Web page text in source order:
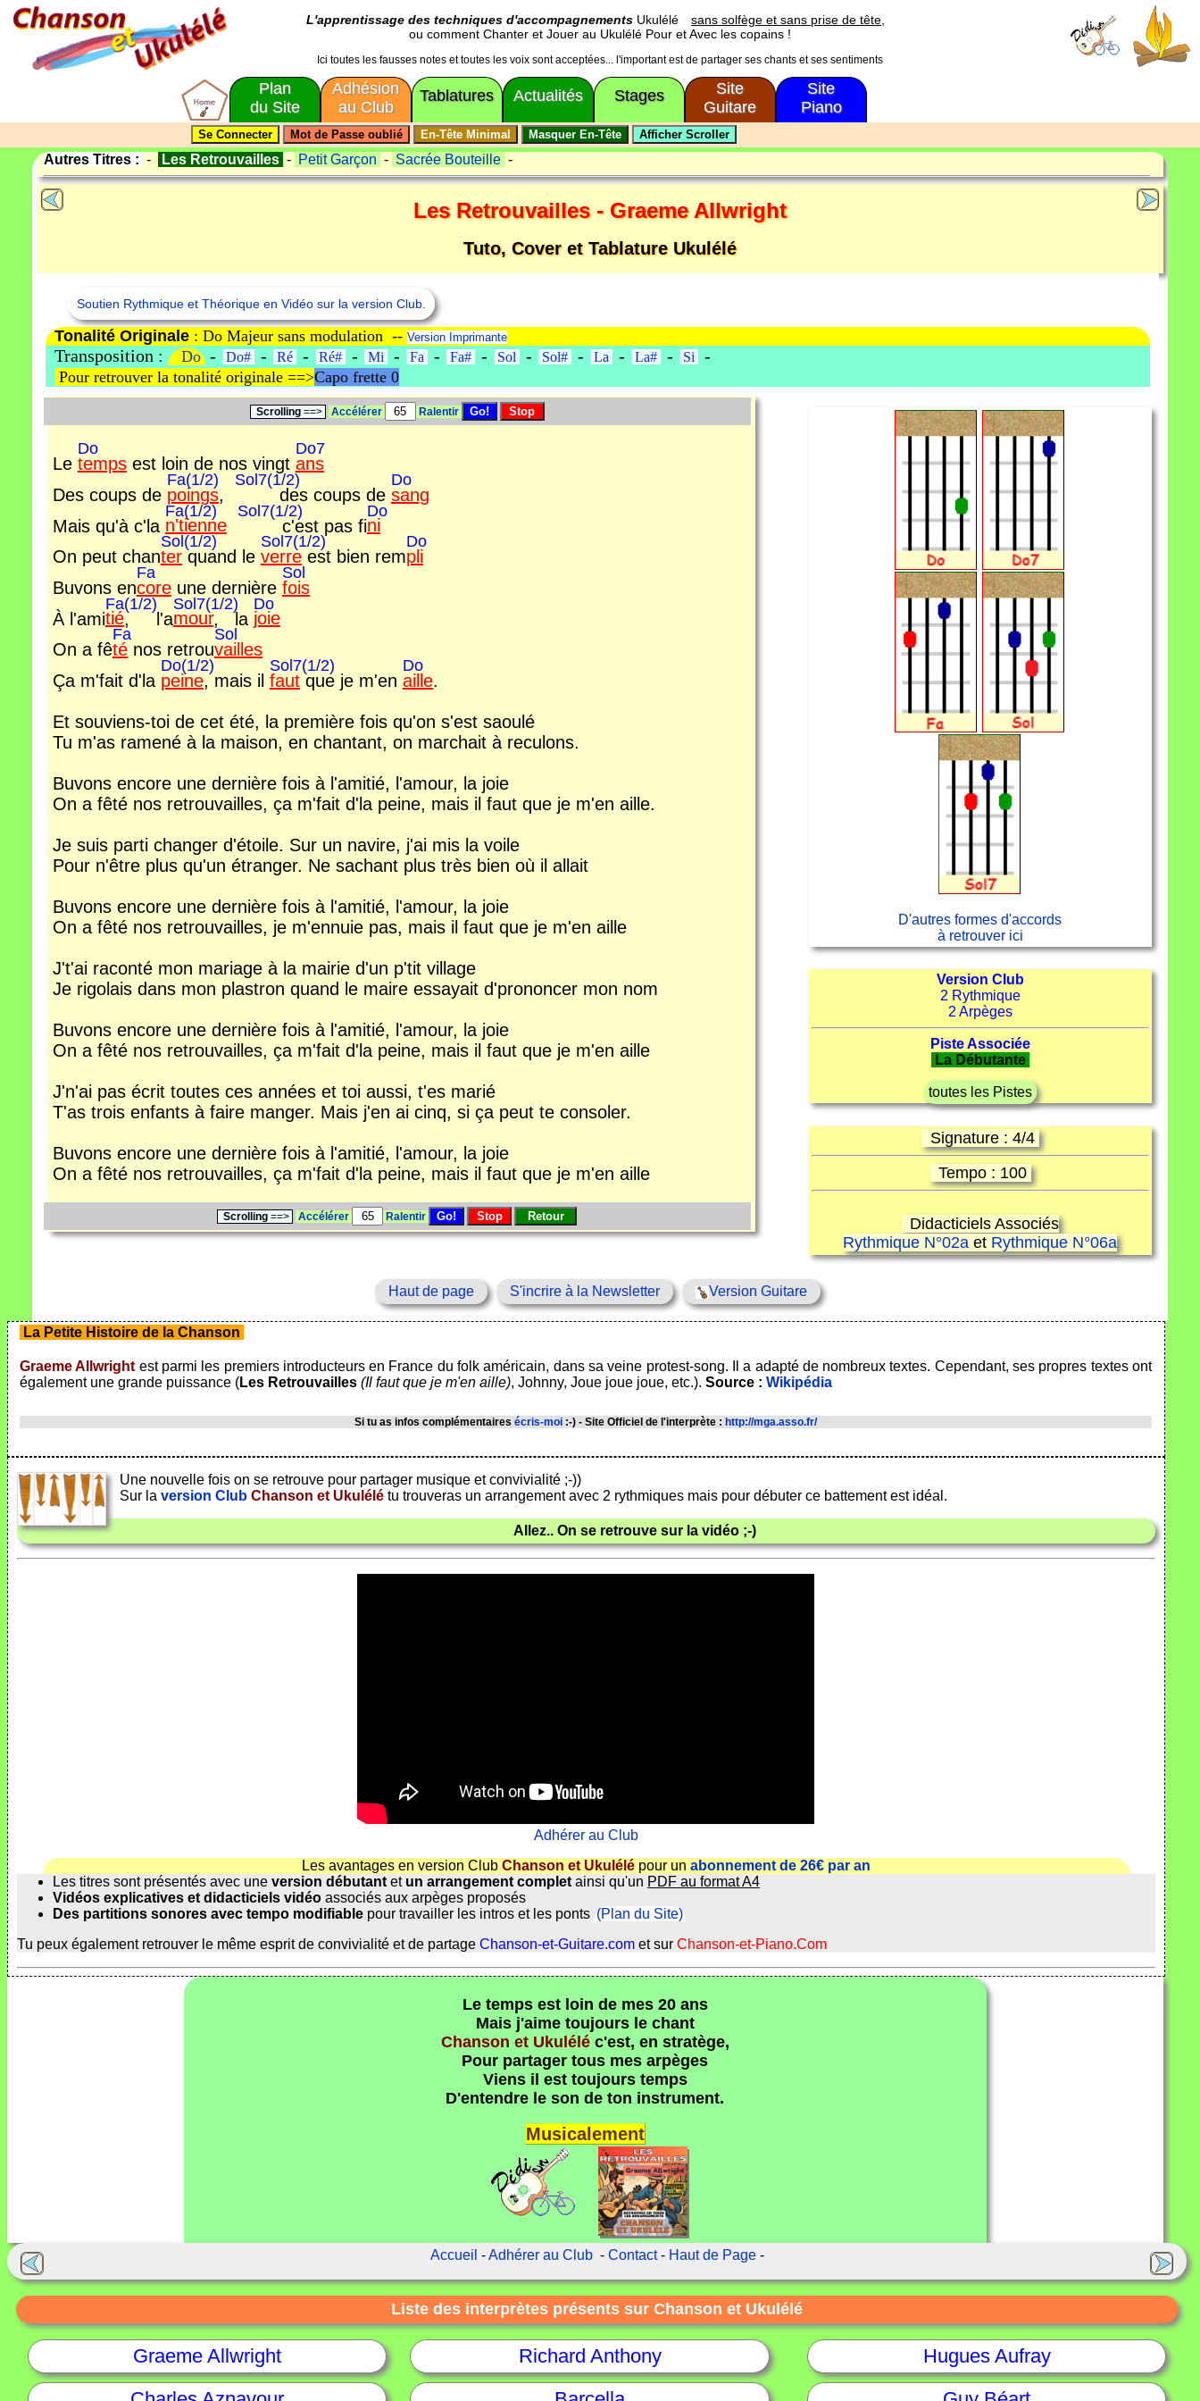
L'apprentissage des techniques d'accompagnements Ukulélé
sans solfège et sans prise de tête,
ou comment Chanter et Jouer au Ukulélé Pour et Avec les copains !
Ici toutes les fausses notes et toutes les voix sont acceptées... l'important est de partager ses chants et ses sentiments
Plan
du Site
Adhésion
au Club
Tablatures Actualités Stages
Site
Guitare
Site
Piano
Autres Titres : - Les Retrouvailles - Petit Garçon - Sacrée Bouteille -
Les Retrouvailles - Graeme Allwright
Tuto, Cover et Tablature Ukulélé
Soutien Rythmique et Théorique en Vidéo sur la version Club.
Tonalité Originale : Do Majeur sans modulation --Version Imprimante
Transposition : Do - Do# - Ré - Ré# - Mi - Fa - Fa# - Sol - Sol# - La - La# - Si -
Pour retrouver la tonalité originale ==>Capo frette 0
Scrolling ==> Accélérer Ralentir
Le
Do
tempsest loin de nos vingt
Do7
ans
Des coups de
Fa(1/2)
poings,
Sol7(1/2)
des coups de
Do
sang
Mais qu'à c'la
Fa(1/2)
n'tienne
Sol7(1/2)
c'est pas fi
Do
ni
On peut chan
Sol(1/2)
terquand le
Sol7(1/2)
verreest bien rem
Do
pli
Buvons en
Fa
coreune dernière
Sol
fois
À l'ami
Fa(1/2)
tié, l'a
Sol7(1/2)
mour, la
Do
joie
On a fê
Fa
ténos retrou
Sol
vailles
Ça m'fait d'la
Do(1/2)
peine, mais il
Sol7(1/2)
fautque je m'en
Do
aille.
Et souviens-toi de cet été, la première fois qu'on s'est saoulé
Tu m'as ramené à la maison, en chantant, on marchait à reculons.
Buvons encore une dernière fois à l'amitié, l'amour, la joie
On a fêté nos retrouvailles, ça m'fait d'la peine, mais il faut que je m'en aille.
Je suis parti changer d'étoile. Sur un navire, j'ai mis la voile
Pour n'être plus qu'un étranger. Ne sachant plus très bien où il allait
Buvons encore une dernière fois à l'amitié, l'amour, la joie
On a fêté nos retrouvailles, je m'ennuie pas, mais il faut que je m'en aille
J't'ai raconté mon mariage à la mairie d'un p'tit village
Je rigolais dans mon plastron quand le maire essayait d'prononcer mon nom
Buvons encore une dernière fois à l'amitié, l'amour, la joie
On a fêté nos retrouvailles, ça m'fait d'la peine, mais il faut que je m'en aille
J'n'ai pas écrit toutes ces années et toi aussi, t'es marié
T'as trois enfants à faire manger. Mais j'en ai cinq, si ça peut te consoler.
Buvons encore une dernière fois à l'amitié, l'amour, la joie
On a fêté nos retrouvailles, ça m'fait d'la peine, mais il faut que je m'en aille
Scrolling==> Accélérer Ralentir
D'autres formes d'accords
à retrouver ici
Version Club
2 Rythmique
2 Arpèges
Piste Associée
La Débutante
toutes les Pistes
Signature : 4/4
Tempo : 100
Didacticiels Associés
Rythmique N°02a et Rythmique N°06a
Haut de page S'incrire à la Newsletter Version Guitare
La Petite Histoire de la Chanson
Graeme Allwright est parmi les premiers introducteurs en France du folk américain, dans sa veine protest-song. Il a adapté de nombreux textes. Cependant, ses propres textes ont
également une grande puissance (Les Retrouvailles (Il faut que je m'en aille), Johnny, Joue joue joue, etc.). Source : Wikipédia
Si tu as infos complémentaires écris-moi :-) - Site Officiel de l'interprète : http://mga.asso.fr/
Une nouvelle fois on se retrouve pour partager musique et convivialité ;-))
Sur la version Club Chanson et Ukulélé tu trouveras un arrangement avec 2 rythmiques mais pour débuter ce battement est idéal.
Allez.. On se retrouve sur la vidéo ;-)
Adhérer au Club
Les avantages en version Club Chanson et Ukulélépour un abonnement de 26€ par an
Les titres sont présentés avec une version débutant et un arrangement complet ainsi qu'un PDF au format A4
Vidéos explicatives et didacticiels vidéo associés aux arpèges proposés
Des partitions sonores avec tempo modifiable pour travailler les intros et les ponts (Plan du Site)
Tu peux également retrouver le même esprit de convivialité et de partage Chanson-et-Guitare.com et sur Chanson-et-Piano.Com
Le temps est loin de mes 20 ans
Mais j'aime toujours le chant
Chanson et Ukuléléc'est, en stratège,
Pour partager tous mes arpèges
Viens il est toujours temps
D'entendre le son de ton instrument.
Musicalement
Accueil -Adhérer au Club- Contact- Haut de Page-
Liste des interprètes présents sur Chanson et Ukulélé
Graeme Allwright Richard Anthony
Hugues Aufray